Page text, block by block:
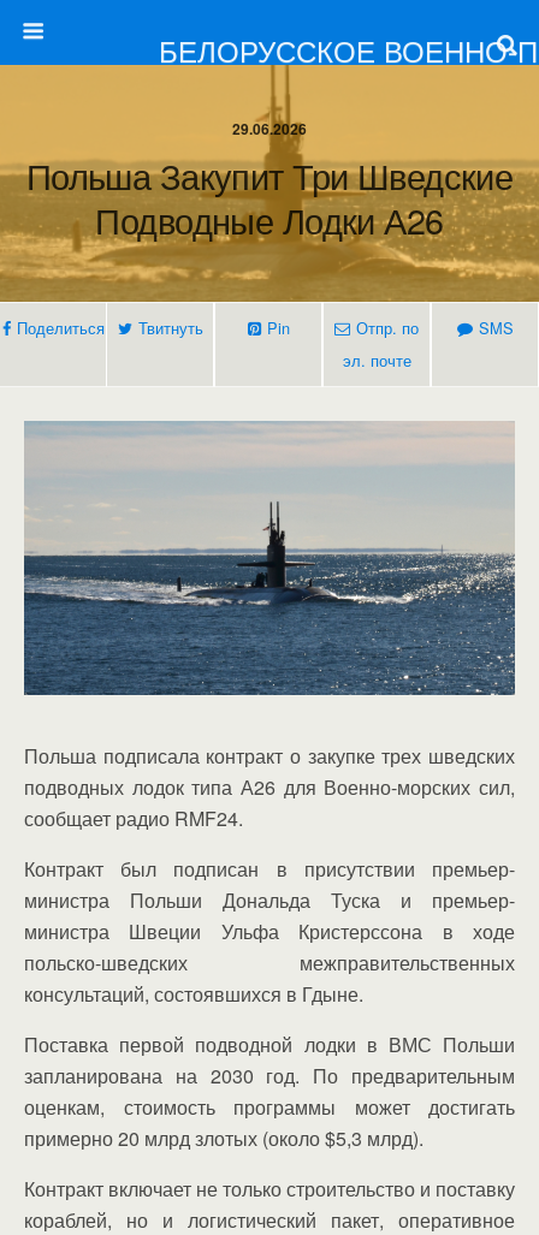
БЕЛОРУССКОЕ ВОЕННО-
29.06.2026
Польша Закупит Три Шведские
Подводные Лодки А26
Поделиться Твитнуть Pin
Отпр. по
эл. почте
SMS
Польша подписала контракт о закупке трех шведских
подводных лодок типа А26 для Военно-морских сил,
сообщает радио RMF24.
Контракт был подписан в присутствии премьер-
министра Польши Дональда Туска и премьер-
министра Швеции Ульфа Кристерссона в ходе
польско-шведских межправительственных
консультаций, состоявшихся в Гдыне.
Поставка первой подводной лодки в ВМС Польши
запланирована на 2030 год. По предварительным
оценкам, стоимость программы может достигать
примерно 20 млрд злотых (около $5,3 млрд).
Контракт включает не только строительство и поставку
кораблей, но и логистический пакет, оперативное